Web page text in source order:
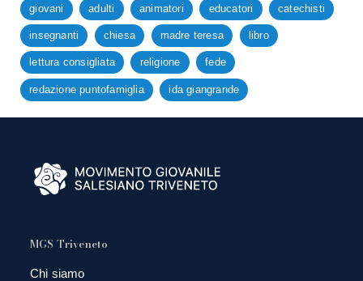
giovani adulti animatori educatori catechisti
insegnanti chiesa madre teresa libro
lettura consigliata religione fede
redazione puntofamiglia ida giangrande
MGS Triveneto
Chi siamo